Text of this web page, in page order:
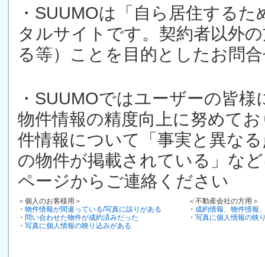
・SUUMOは「自ら居住する
タルサイトです。契約者以外
る等）ことを目的としたお問
・SUUMOではユーザーの皆
物件情報の精度向上に努めて
件情報について「事実と異な
の物件が掲載されている」な
ページからご連絡ください
＜個人のお客様用＞
・ 物件情報が間違っている/写真に誤りがある
・ 問い合わせた物件が成約済みだった
・ 写真に個人情報の映り込みがある
＜不動産会社の方用＞
・ 成約情報、物件情報
・ 写真に個人情報の映